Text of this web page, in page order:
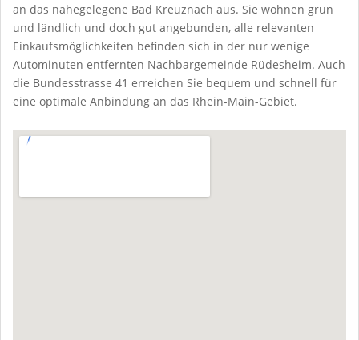
an das nahegelegene Bad Kreuznach aus. Sie wohnen grün
und ländlich und doch gut angebunden, alle relevanten
Einkaufsmöglichkeiten befinden sich in der nur wenige
Autominuten entfernten Nachbargemeinde Rüdesheim. Auch
die Bundesstrasse 41 erreichen Sie bequem und schnell für
eine optimale Anbindung an das Rhein-Main-Gebiet.